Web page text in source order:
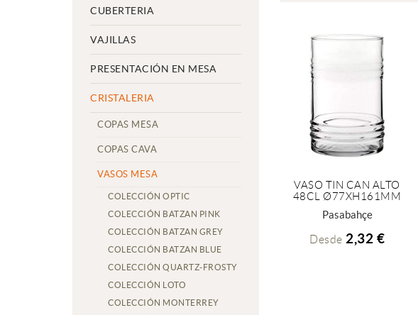
CUBERTERIA
VAJILLAS
PRESENTACIÓN EN MESA
CRISTALERIA
COPAS MESA
COPAS CAVA
VASOS MESA
COLECCIÓN OPTIC
COLECCIÓN BATZAN PINK
COLECCIÓN BATZAN GREY
COLECCIÓN BATZAN BLUE
COLECCIÓN QUARTZ-FROSTY
COLECCIÓN LOTO
COLECCIÓN MONTERREY
+ INFO
VASO TIN CAN ALTO
48CL Ø77XH161MM
Pasabahçe
Desde 2,32 €